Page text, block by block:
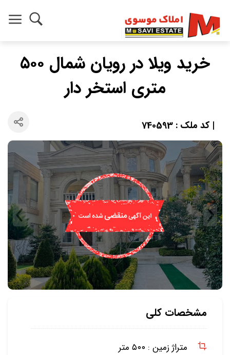
خرید ویلا در رویان شمال ۵۰۰
متری استخر دار
| کد ملک : 740593
مشخصات کلی
متراژ زمین : ۵۰۰ متر